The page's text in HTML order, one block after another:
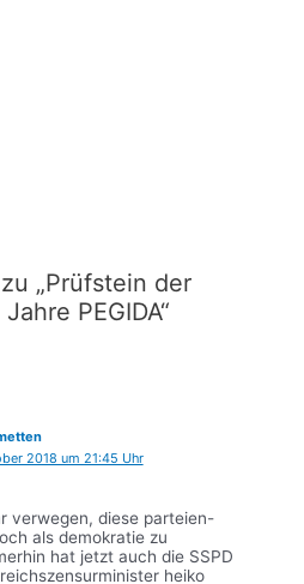
„Prüfstein der
PEGIDA“
2018 um 21:45 Uhr
verwegen, diese parteien-
als demokratie zu
hat jetzt auch die SSPD
heiko